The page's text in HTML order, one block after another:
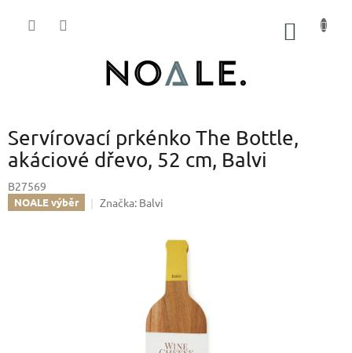
Servírovací prkénko The Bottle,
akáciové dřevo, 52 cm, Balvi
B27569
NOALE výběr Značka: Balvi